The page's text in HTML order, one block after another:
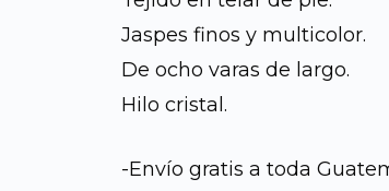
era:
Jaspes finos y multicolor.
De ocho varas de largo.
Hilo cristal.
-Envío gratis a toda